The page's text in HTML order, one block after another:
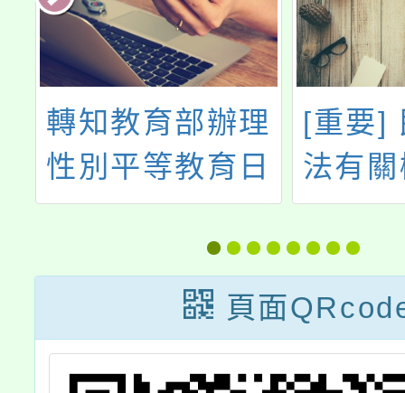
轉知教育部辦理
性別平等教育日
元年相關活動資
訊一案，詳如說
明，請查照。
[重要]
法有
禁止
無人
頁面